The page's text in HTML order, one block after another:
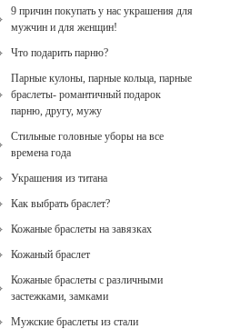
9 причин покупать у нас украшения для
мужчин и для женщин!
Что подарить парню?
Парные кулоны, парные кольца, парные
браслеты- романтичный подарок
парню, другу, мужу
Стильные головные уборы на все
времена года
Украшения из титана
Как выбрать браслет?
Кожаные браслеты на завязках
Кожаный браслет
Кожаные браслеты с различными
застежками, замками
Мужские браслеты из стали